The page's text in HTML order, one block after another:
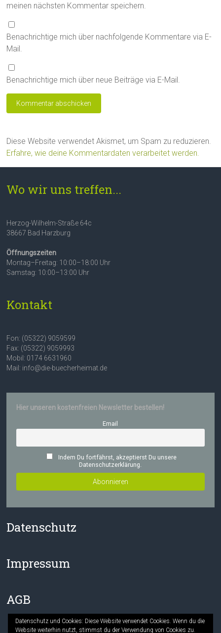
meinen nächsten Kommentar speichern.
Benachrichtige mich über nachfolgende Kommentare via E-
Mail.
Benachrichtige mich über neue Beiträge via E-Mail.
Diese Website verwendet Akismet, um Spam zu reduzieren.
Erfahre, wie deine Kommentardaten verarbeitet werden.
Wo wir uns treffen...
Herzog-Wilhelm-Straße 64c
38667 Bad Harzburg
Öffnungszeiten
Montag–Freitag: 10:00–18:00 Uhr
Samstag: 10:00–13:00 Uhr
Kontakt
Fon: (05322) 9059599
Fax: (05322) 9059993
Mobil: 0174 6631960
Mail: info@die-buecherheimat.de
Hier unseren kostenfreien Newsletter bestellen!
Email
Indem Du fortfährst, akzeptierst Du unsere
Datenschutzerklärung.
Datenschutz
Impressum
AGB
Datenschutz und Cookies: Diese Website verwendet Cookies. Wenn du die
Website weiterhin nutzt, stimmst du der Verwendung von Cookies zu.